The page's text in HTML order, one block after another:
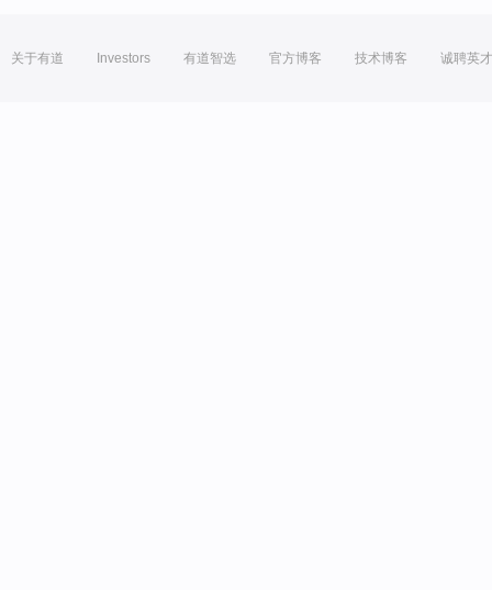
关于有道 Investors 有道智选 官方博客 技术博客 诚聘英才